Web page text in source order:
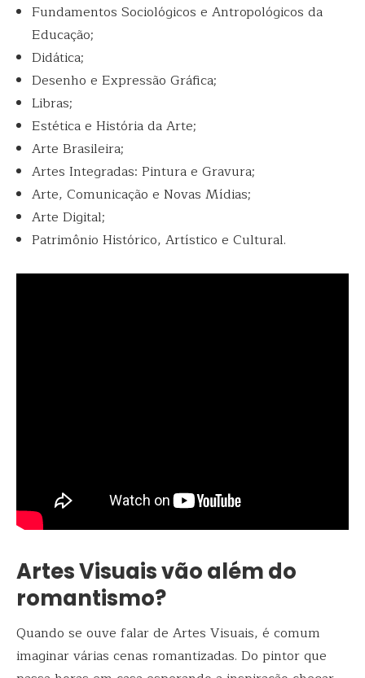
Fundamentos Sociológicos e Antropológicos da
Educação;
Didática;
Desenho e Expressão Gráfica;
Libras;
Estética e História da Arte;
Arte Brasileira;
Artes Integradas: Pintura e Gravura;
Arte, Comunicação e Novas Mídias;
Arte Digital;
Patrimônio Histórico, Artístico e Cultural.
Artes Visuais vão além do
romantismo?
Quando se ouve falar de Artes Visuais, é comum
imaginar várias cenas romantizadas. Do pintor que